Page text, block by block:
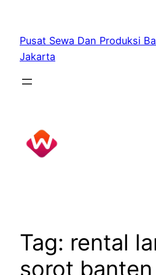
content
Pusat Sewa Dan Produksi
Jakarta
Tag: rental
sorot banten